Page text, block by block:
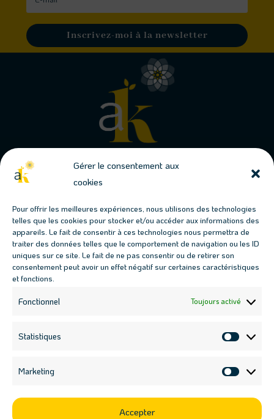
Gérer le consentement aux
cookies
Pour offrir les meilleures expériences, nous utilisons des technologies
telles que les cookies pour stocker et/ou accéder aux informations des
appareils. Le fait de consentir à ces technologies nous permettra de
traiter des données telles que le comportement de navigation ou les ID
uniques sur ce site. Le fait de ne pas consentir ou de retirer son
consentement peut avoir un effet négatif sur certaines caractéristiques
et fonctions.
Fonctionnel Toujours activé
Statistiques
Marketing
Accepter
Inscrivez-moi à la newsletter
Conjuguons jardins & permaculture
Les prochains évènements
 Fresque des Jardins-Forêts : 17 juillet, 18h00
 Fresque des Jardins-Forêts : 19 août, 18h00
 Atelier haie multi-fonctions : 12 septembre, 9h30
Atelier boutures : 12 septembre, 14h30
 contact@ateliers-kaleido.fr
Suivez-nous sur les réseaux sociaux